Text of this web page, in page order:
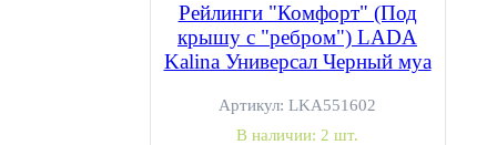
Рейлинги "Комфорт" (Под
крышу с "ребром") LADA
Kalina Универсал Черный муа
Артикул: LKA551602
В наличии: 2 шт.